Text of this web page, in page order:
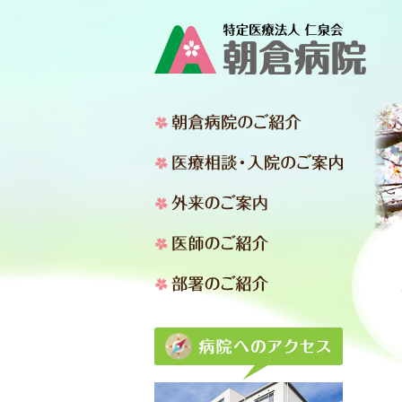
朝倉病
医療相
外来のご
医師のご
部署のご
アクセス